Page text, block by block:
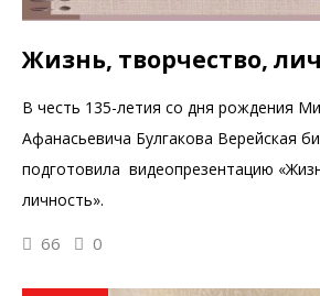
Жизнь, творчество,
В честь 135-летия со дня рождения
Афанасьевича Булгакова Верейская
подготовила видеопрезентацию
личность».
66 0